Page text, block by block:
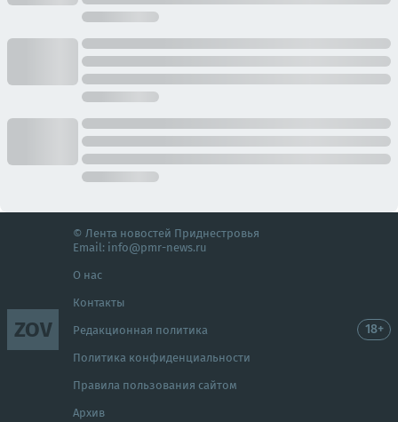
ZOV
© Лента новостей Приднестровья
Email: info@pmr-news.ru
О нас
Контакты
Редакционная политика
Политика конфиденциальности
Правила пользования сайтом
Архив
18+